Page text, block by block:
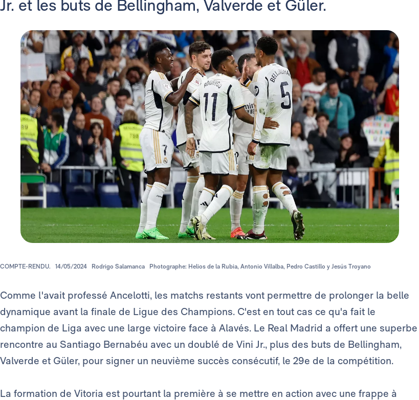
Jr. et les buts de Bellingham, Valverde et Güler.
COMPTE-RENDU. 14/05/2024 Rodrigo Salamanca Photographe: Helios de la Rubia, Antonio Villalba, Pedro Castillo y Jesús Troyano
Comme l'avait professé Ancelotti, les matchs restants vont permettre de prolonger la belle
dynamique avant la finale de Ligue des Champions. C'est en tout cas ce qu'a fait le
champion de Liga avec une large victoire face à Alavés. Le Real Madrid a offert une superbe
rencontre au Santiago Bernabéu avec un doublé de Vini Jr., plus des buts de Bellingham,
Valverde et Güler, pour signer un neuvième succès consécutif, le 29e de la compétition.
La formation de Vitoria est pourtant la première à se mettre en action avec une frappe à